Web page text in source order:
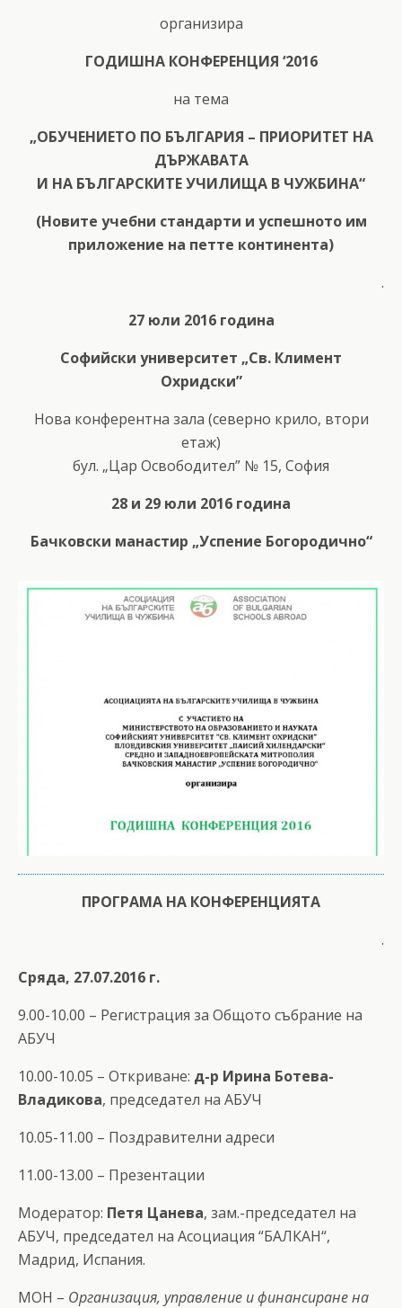
организира
ГОДИШНА КОНФЕРЕНЦИЯ ‘2016
на тема
„ОБУЧЕНИЕТО ПО БЪЛГАРИЯ – ПРИОРИТЕТ НА
ДЪРЖАВАТА
И НА БЪЛГАРСКИТЕ УЧИЛИЩА В ЧУЖБИНА“
(Новите учебни стандарти и успешното им
приложение на петте континента)
.
27 юли 2016 година
Софийски университет „Св. Климент
Охридски”
Нова конферентна зала (северно крило, втори
етаж)
бул. „Цар Освободител” № 15, София
28 и 29 юли 2016 година
Бачковски манастир „Успение Богородично“
ПРОГРАМА НА КОНФЕРЕНЦИЯТА
.
Сряда, 27.07.2016 г.
9.00-10.00 – Регистрация за Общото събрание на
АБУЧ
10.00-10.05 – Откриване: д-р Ирина Ботева-
Владикова, председател на АБУЧ
10.05-11.00 – Поздравителни адреси
11.00-13.00 – Презентации
Модератор: Петя Цанева, зам.-председател на
АБУЧ, председател на Асоциация “БАЛКАН“,
Мадрид, Испания.
МОН – Организация, управление и финансиране на